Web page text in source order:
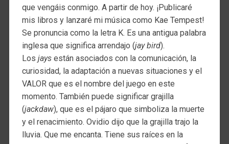
que vengáis conmigo. A partir de hoy. ¡Publicaré
mis libros y lanzaré mi música como Kae Tempest!
Se pronuncia como la letra K. Es una antigua palabra
inglesa que significa arrendajo (jay bird).
Los jaysestán asociados con la comunicación, la
curiosidad, la adaptación a nuevas situaciones y el
VALOR que es el nombre del juego en este
momento. También puede significar grajilla
(jackdaw), que es el pájaro que simboliza la muerte
y el renacimiento. Ovidio dijo que la grajilla trajo la
lluvia. Que me encanta. Tiene sus raíces en la